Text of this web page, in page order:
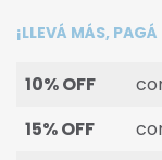
¡LLEVÁ MÁS,
10% OFF
15% OFF